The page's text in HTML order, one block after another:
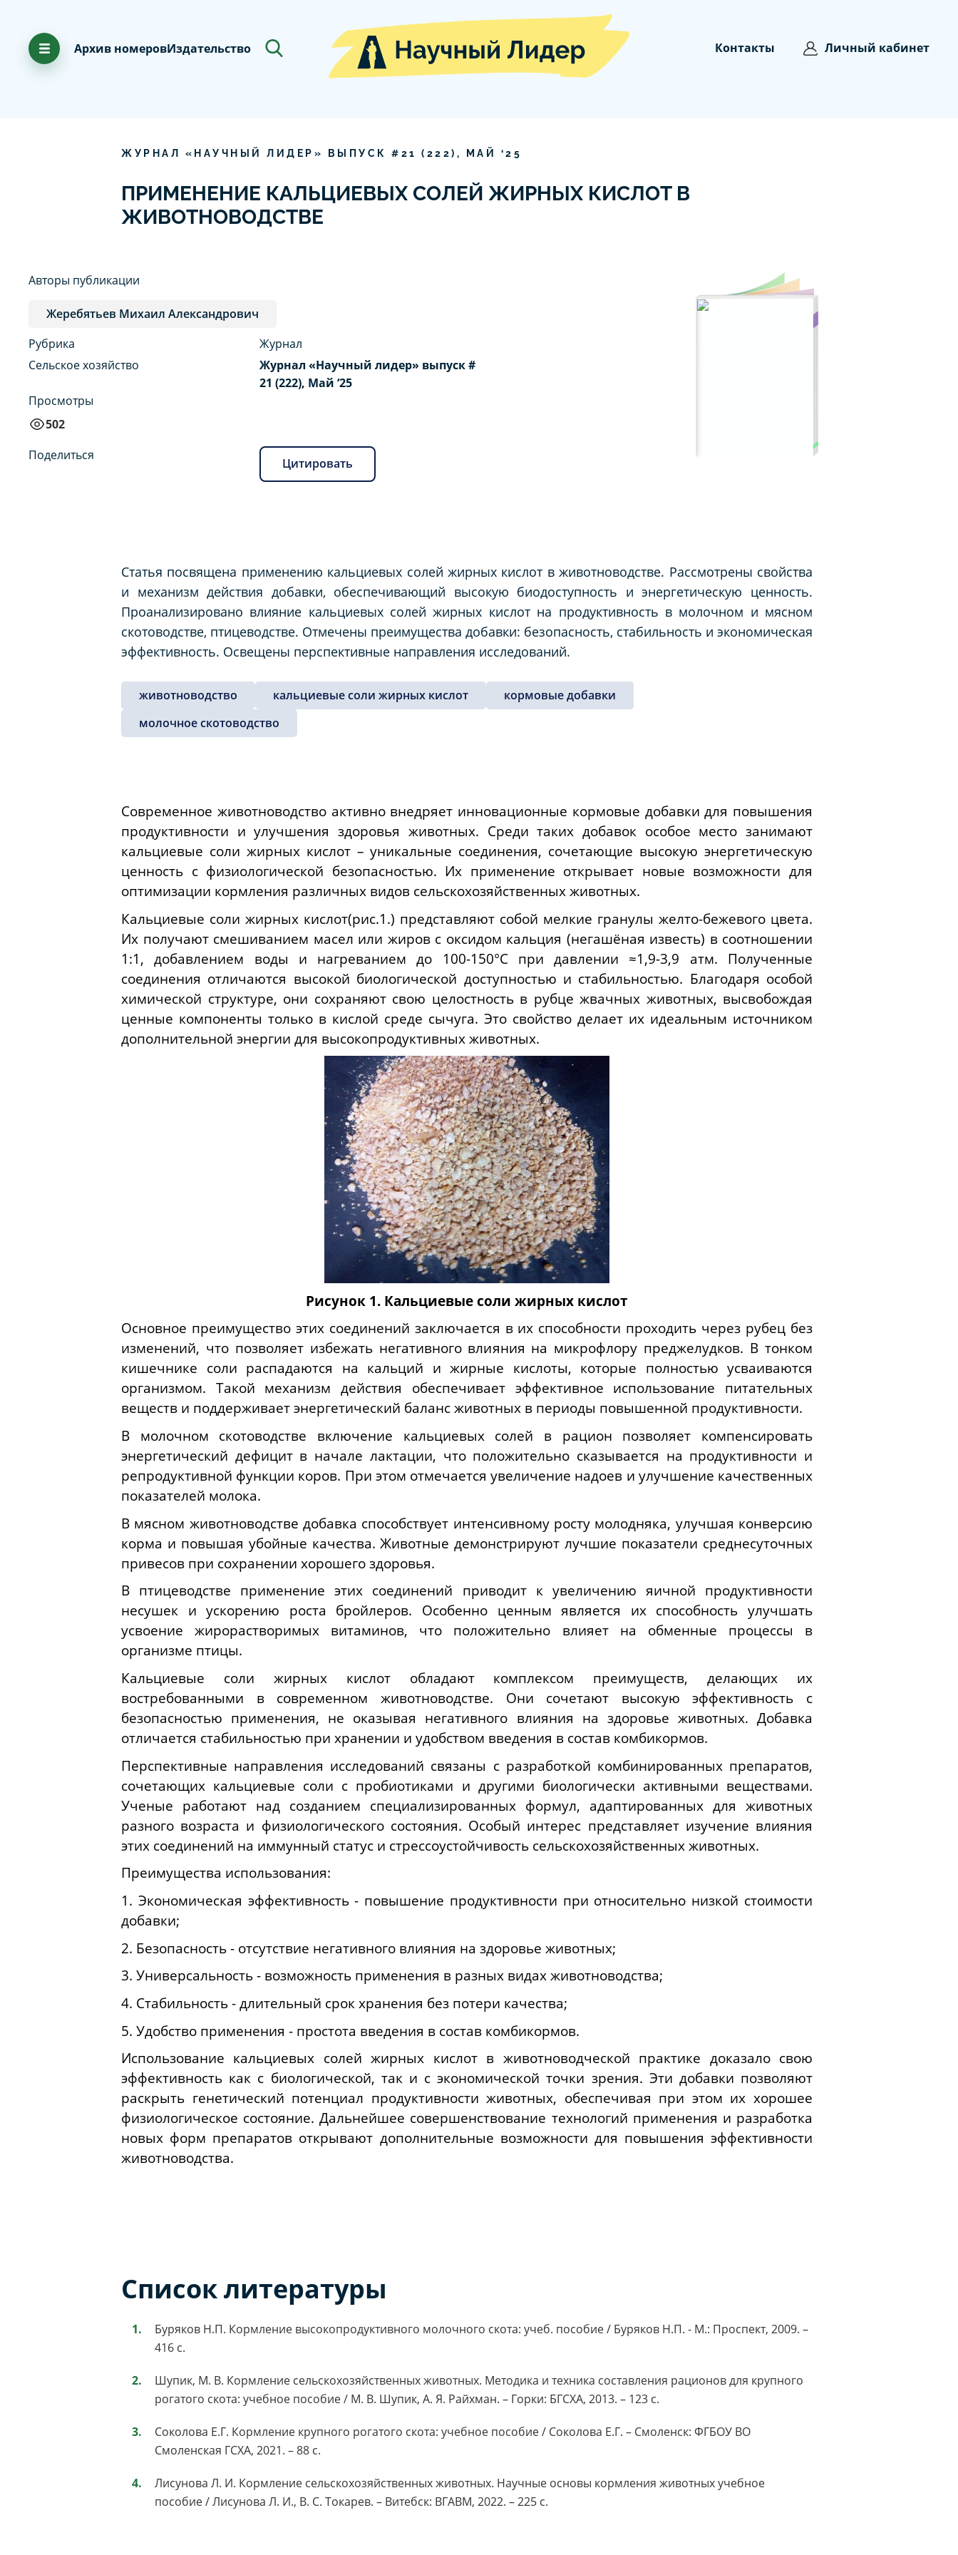
Архив номеровИздательство Контакты Личный кабинет
ЖУРНАЛ «НАУЧНЫЙ ЛИДЕР» ВЫПУСК # 21 ( 222), МАЙ ‘25
ПРИМЕНЕНИЕ КАЛЬЦИЕВЫХ СОЛЕЙ ЖИРНЫХ КИСЛОТ В
ЖИВОТНОВОДСТВЕ
Авторы публикации
Жеребятьев Михаил Александрович
Рубрика
Сельское хозяйство
Просмотры
502
Журнал
Журнал «Научный лидер» выпуск #
21 (222), Май ‘25
Поделиться
Цитировать
Статья посвящена применению кальциевых солей жирных кислот в животноводстве. Рассмотрены свойства
и механизм действия добавки, обеспечивающий высокую биодоступность и энергетическую ценность.
Проанализировано влияние кальциевых солей жирных кислот на продуктивность в молочном и мясном
скотоводстве, птицеводстве. Отмечены преимущества добавки: безопасность, стабильность и экономическая
эффективность. Освещены перспективные направления исследований.
животноводство кальциевые соли жирных кислот
кормовые добавки
молочное скотоводство
Современное животноводство активно внедряет инновационные кормовые добавки для повышения
продуктивности и улучшения здоровья животных. Среди таких добавок особое место занимают
кальциевые соли жирных кислот – уникальные соединения, сочетающие высокую энергетическую
ценность с физиологической безопасностью. Их применение открывает новые возможности для
оптимизации кормления различных видов сельскохозяйственных животных.
Кальциевые соли жирных кислот(рис.1.) представляют собой мелкие гранулы желто-бежевого цвета.
Их получают смешиванием масел или жиров с оксидом кальция (негашёная известь) в соотношении
1:1, добавлением воды и нагреванием до 100-150°С при давлении ≈1,9-3,9 атм. Полученные
соединения отличаются высокой биологической доступностью и стабильностью. Благодаря особой
химической структуре, они сохраняют свою целостность в рубце жвачных животных, высвобождая
ценные компоненты только в кислой среде сычуга. Это свойство делает их идеальным источником
дополнительной энергии для высокопродуктивных животных.
Рисунок 1. Кальциевые соли жирных кислот
Основное преимущество этих соединений заключается в их способности проходить через рубец без
изменений, что позволяет избежать негативного влияния на микрофлору преджелудков. В тонком
кишечнике соли распадаются на кальций и жирные кислоты, которые полностью усваиваются
организмом. Такой механизм действия обеспечивает эффективное использование питательных
веществ и поддерживает энергетический баланс животных в периоды повышенной продуктивности.
В молочном скотоводстве включение кальциевых солей в рацион позволяет компенсировать
энергетический дефицит в начале лактации, что положительно сказывается на продуктивности и
репродуктивной функции коров. При этом отмечается увеличение надоев и улучшение качественных
показателей молока.
В мясном животноводстве добавка способствует интенсивному росту молодняка, улучшая конверсию
корма и повышая убойные качества. Животные демонстрируют лучшие показатели среднесуточных
привесов при сохранении хорошего здоровья.
В птицеводстве применение этих соединений приводит к увеличению яичной продуктивности
несушек и ускорению роста бройлеров. Особенно ценным является их способность улучшать
усвоение жирорастворимых витаминов, что положительно влияет на обменные процессы в
организме птицы.
Кальциевые соли жирных кислот обладают комплексом преимуществ, делающих их
востребованными в современном животноводстве. Они сочетают высокую эффективность с
безопасностью применения, не оказывая негативного влияния на здоровье животных. Добавка
отличается стабильностью при хранении и удобством введения в состав комбикормов.
Перспективные направления исследований связаны с разработкой комбинированных препаратов,
сочетающих кальциевые соли с пробиотиками и другими биологически активными веществами.
Ученые работают над созданием специализированных формул, адаптированных для животных
разного возраста и физиологического состояния. Особый интерес представляет изучение влияния
этих соединений на иммунный статус и стрессоустойчивость сельскохозяйственных животных.
Преимущества использования:
1. Экономическая эффективность - повышение продуктивности при относительно низкой стоимости
добавки;
2. Безопасность - отсутствие негативного влияния на здоровье животных;
3. Универсальность - возможность применения в разных видах животноводства;
4. Стабильность - длительный срок хранения без потери качества;
5. Удобство применения - простота введения в состав комбикормов.
Использование кальциевых солей жирных кислот в животноводческой практике доказало свою
эффективность как с биологической, так и с экономической точки зрения. Эти добавки позволяют
раскрыть генетический потенциал продуктивности животных, обеспечивая при этом их хорошее
физиологическое состояние. Дальнейшее совершенствование технологий применения и разработка
новых форм препаратов открывают дополнительные возможности для повышения эффективности
животноводства.
Список литературы
Буряков Н.П. Кормление высокопродуктивного молочного скота: учеб. пособие / Буряков Н.П. - М.: Проспект, 2009. –
416 с.
Шупик, М. В. Кормление сельскохозяйственных животных. Методика и техника составления рационов для крупного
рогатого скота: учебное пособие / М. В. Шупик, А. Я. Райхман. – Горки: БГСХА, 2013. – 123 с.
Соколова Е.Г. Кормление крупного рогатого скота: учебное пособие / Соколова Е.Г. – Смоленск: ФГБОУ ВО
Смоленская ГСХА, 2021. – 88 с.
Лисунова Л. И. Кормление сельскохозяйственных животных. Научные основы кормления животных учебное
пособие / Лисунова Л. И., В. С. Токарев. – Витебск: ВГАВМ, 2022. – 225 с.